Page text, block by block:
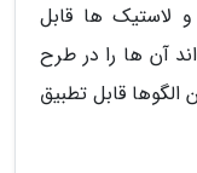
لاستیک ها قابل
آن ها را در طرح
قابل تطبیق